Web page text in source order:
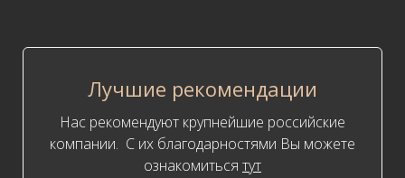
Лучшие рекомендации
Нас рекомендуют крупнейшие российские
компании. С их благодарностями Вы можете
ознакомиться тут